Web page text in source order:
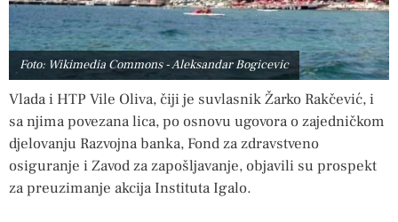
Foto: Wikimedia Commons - Aleksandar Bogicevic
Vlada i HTP Vile Oliva, čiji je suvlasnik Žarko Rakčević, i
sa njima povezana lica, po osnovu ugovora o zajedničkom
djelovanju Razvojna banka, Fond za zdravstveno
osiguranje i Zavod za zapošljavanje, objavili su prospekt
za preuzimanje akcija Instituta Igalo.